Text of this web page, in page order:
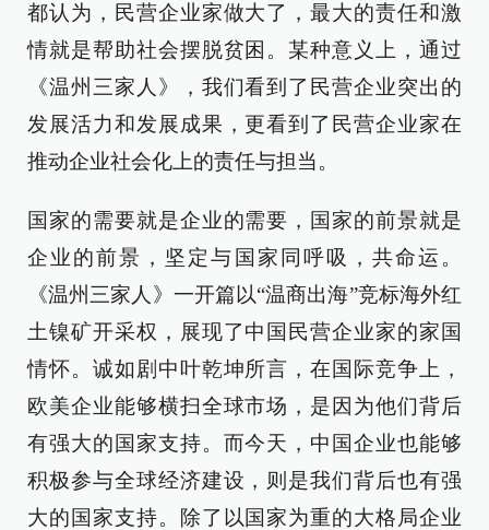
都认为，民营企业家做大了，最大的责任和激
情就是帮助社会摆脱贫困。某种意义上，通过
《温州三家人》，我们看到了民营企业突出的
发展活力和发展成果，更看到了民营企业家在
推动企业社会化上的责任与担当。
国家的需要就是企业的需要，国家的前景就是
企业的前景，坚定与国家同呼吸，共命运。
《温州三家人》一开篇以“温商出海”竞标海外红
土镍矿开采权，展现了中国民营企业家的家国
情怀。诚如剧中叶乾坤所言，在国际竞争上，
欧美企业能够横扫全球市场，是因为他们背后
有强大的国家支持。而今天，中国企业也能够
积极参与全球经济建设，则是我们背后也有强
大的国家支持。除了以国家为重的大格局企业